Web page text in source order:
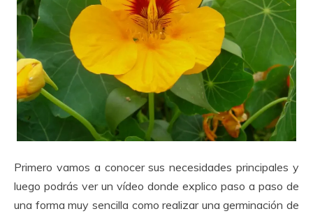
Primero vamos a conocer sus necesidades principales y
luego podrás ver un vídeo donde explico paso a paso de
una forma muy sencilla como realizar una germinación de